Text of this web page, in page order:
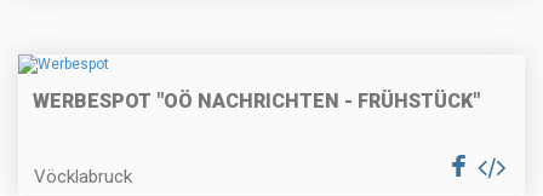
WERBESPOT "OÖ NACHRICHTEN - FRÜHSTÜCK"
Vöcklabruck